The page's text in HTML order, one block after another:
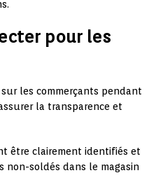
pour les
les commerçants pendant
la transparence et
être clairement identifiés et
non-soldés dans le magasin